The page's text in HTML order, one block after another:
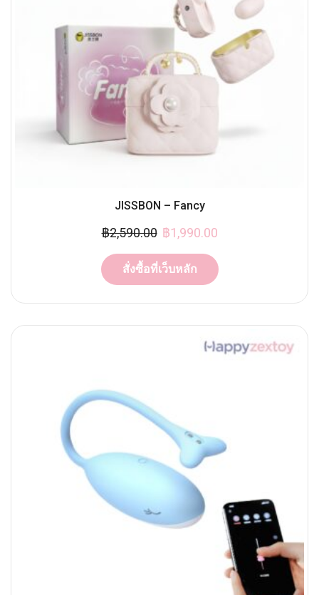
JISSBON – Fancy
฿2,590.00 ฿1,990.00
สั่งซื้อที่เว็บหลัก